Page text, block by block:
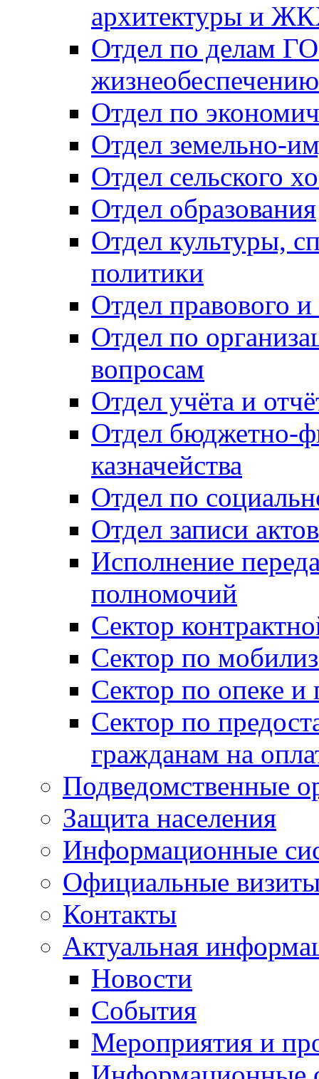
архитектуры и
Отдел по делам
Отдел по
Отдел земельно-
Отдел сельского
Отдел образования
Отдел культуры,
политики
Отдел правового
Отдел по
вопросам
Отдел учёта и
Отдел бюджетно-
казначейства
Отдел по
Отдел записи
Исполнение
полномочий
Сектор
Сектор по
Сектор по опеке и
Сектор по
гражданам на
Подведомственные
Защита населения
Информационные
Официальные
Контакты
Актуальная
Новости
События
Мероприятия и